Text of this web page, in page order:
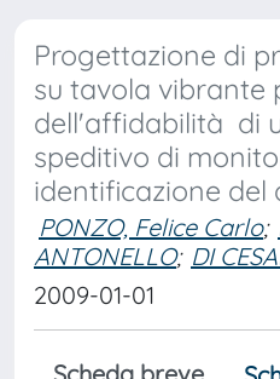
Progettazione di
su tavola vibrante
dell'affidabilità di
speditivo di
identificazione del
PONZO, Felice Carlo;
ANTONELLO; DI
2009-01-01